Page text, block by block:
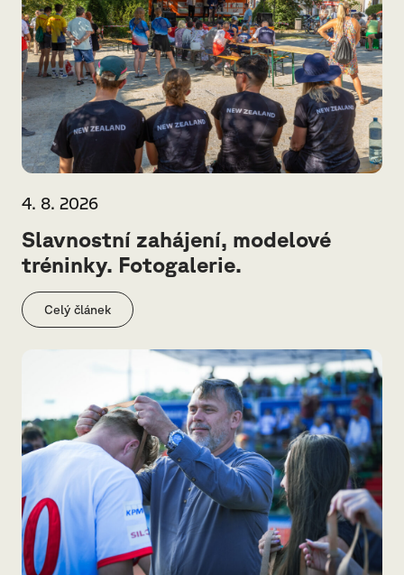
4. 8. 2026
Slavnostní zahájení, modelové
tréninky. Fotogalerie.
Celý článek